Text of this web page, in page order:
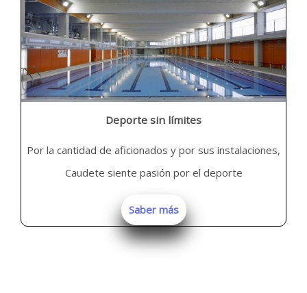
Deporte sin límites
Por la cantidad de aficionados y por sus instalaciones,
Caudete siente pasión por el deporte
Saber más